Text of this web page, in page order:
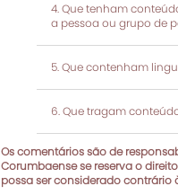
Que tenham
a pessoa ou grupo de
Que contenham
Que tragam
Os comentários são de
Corumbaense se reserva o
possa ser considerado contrário